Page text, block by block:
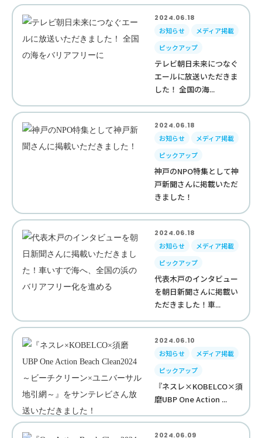
2024.06.18
お知らせ
メディア掲載
ピックアップ
テレビ朝日未来につなぐ
エールに放送いただきま
した！ 全国の海...
2024.06.18
お知らせ
メディア掲載
ピックアップ
神戸のNPO特集として神
戸新聞さんに掲載いただ
きました！
2024.06.18
お知らせ
メディア掲載
ピックアップ
代表木戸のインタビュー
を朝日新聞さんに掲載い
ただきました！車...
2024.06.10
お知らせ
メディア掲載
ピックアップ
『ネスレ×KOBELCO×須
磨UBP One Action ...
2024.06.09